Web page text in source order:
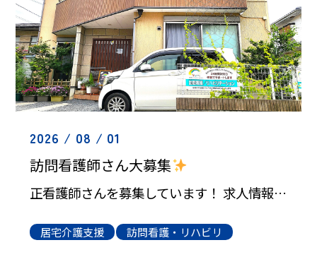
2026 / 08 / 01
訪問看護師さん大募集
正看護師さんを募集しています！ 求人情報をクリックしてみてください
居宅介護支援 訪問看護・リハビリ